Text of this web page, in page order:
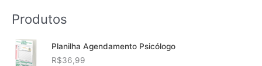
Produtos
Planilha Agendamento Psicólogo
R$36,99